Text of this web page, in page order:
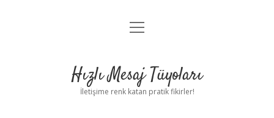
Anasayfa
Yasal Uyarı
menüyü
Hızlı Mesaj Tüyoları
İletişime renk katan pratik fikirler!